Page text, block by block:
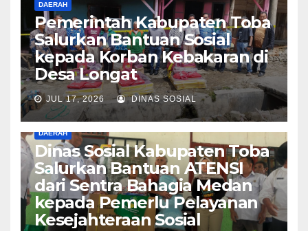
DAERAH
Pemerintah Kabupaten Toba
Salurkan Bantuan Sosial
kepada Korban Kebakaran di
Desa Longat
JUL 17, 2026 DINAS SOSIAL
DAERAH
Dinas Sosial Kabupaten Toba
Salurkan Bantuan ATENSI
dari Sentra Bahagia Medan
kepada Pemerlu Pelayanan
Kesejahteraan Sosial